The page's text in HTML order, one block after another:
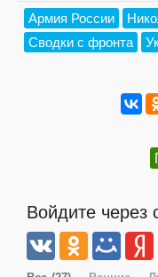
Армия России
Сводки с фронта
Войдите через